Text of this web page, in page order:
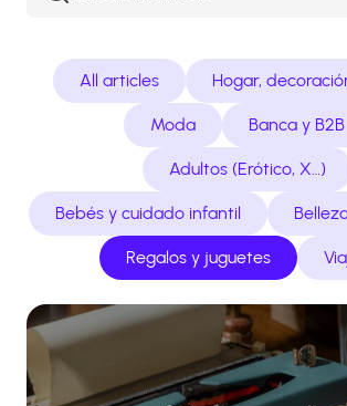
All articles Hogar,
Moda Banca y B2B
Adultos (Erótico, X…)
Bebés y cuidado infantil
Regalos y juguetes